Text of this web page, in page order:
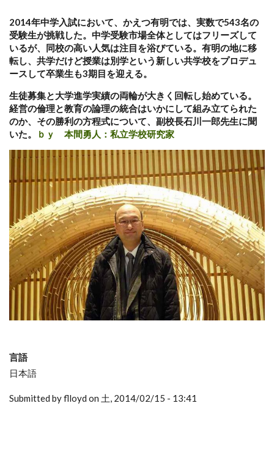
2014年中学入試において、かえつ有明では、実数で543名の
受験生が挑戦した。中学受験市場全体としてはフリーズして
いるが、同校の高い人気は注目を浴びている。有明の地に移
転し、共学だけど授業は別学という新しい共学校をプロデュ
ースして卒業生も3期目を迎える。
生徒募集と大学進学実績の両輪が大きく回転し始めている。
経営の倫理と教育の論理の統合はいかにして組み立てられた
のか、その勝利の方程式について、副校長石川一郎先生に聞
いた。
ｂｙ 本間勇人：私立学校研究家
言語
日本語
Submitted by flloyd on 土, 2014/02/15 - 13:41